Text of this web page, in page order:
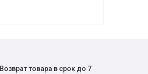
Возврат товара в срок до 7